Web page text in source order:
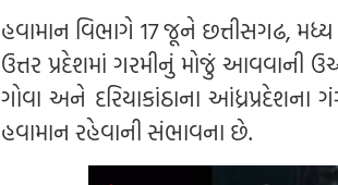
હવામાન વિભાગે 17 જૂને છત્તીસગઢ, મધ્ય
ઉત્તર પ્રદેશમાં ગરમીનું મોજું આવવાની
ગોવા અને દરિયાકાંઠાના
હવામાન રહેવાની સંભાવના છે.